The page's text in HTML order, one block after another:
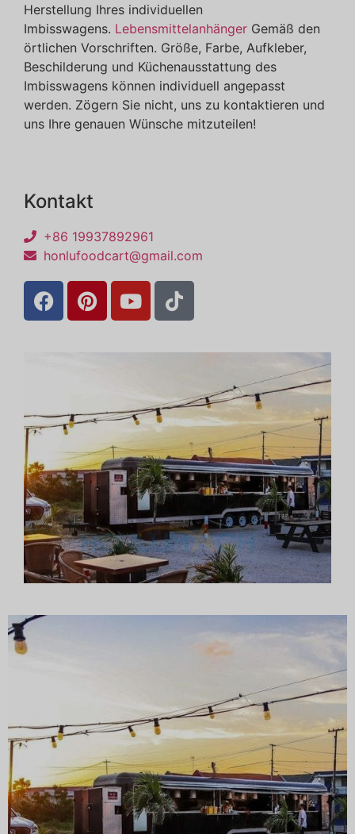
Herstellung Ihres individuellen
Imbisswagens. Lebensmittelanhänger Gemäß den
örtlichen Vorschriften. Größe, Farbe, Aufkleber,
Beschilderung und Küchenausstattung des
Imbisswagens können individuell angepasst
werden. Zögern Sie nicht, uns zu kontaktieren und
uns Ihre genauen Wünsche mitzuteilen!
Kontakt
+86 19937892961
honlufoodcart@gmail.com